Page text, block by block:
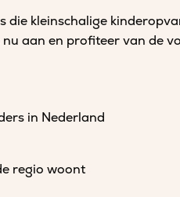
kleinschalige
aan en profiteer van de
in Nederland
regio woont